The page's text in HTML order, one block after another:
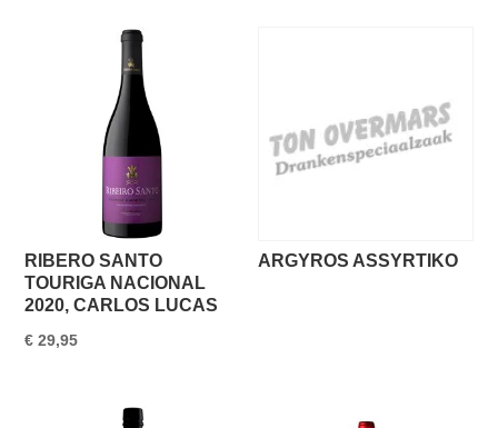
RIBERO SANTO
TOURIGA NACIONAL
2020, CARLOS LUCAS
€ 29,95
ARGYROS ASSYRTIKO